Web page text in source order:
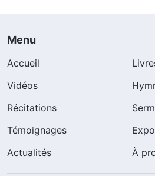
Menu
Accueil
Vidéos
Récitations
Témoignages
Actualités
À